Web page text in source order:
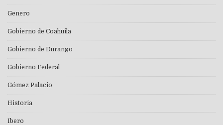
Genero
Gobierno de Coahuila
Gobierno de Durango
Gobierno Federal
Gómez Palacio
Historia
Ibero